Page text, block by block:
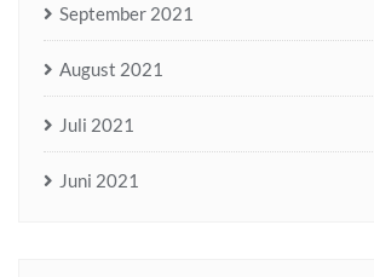
September 2021
August 2021
Juli 2021
Juni 2021